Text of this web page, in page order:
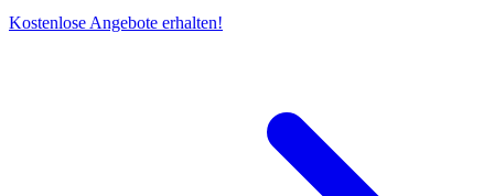
Kostenlose Angebote erhalten!